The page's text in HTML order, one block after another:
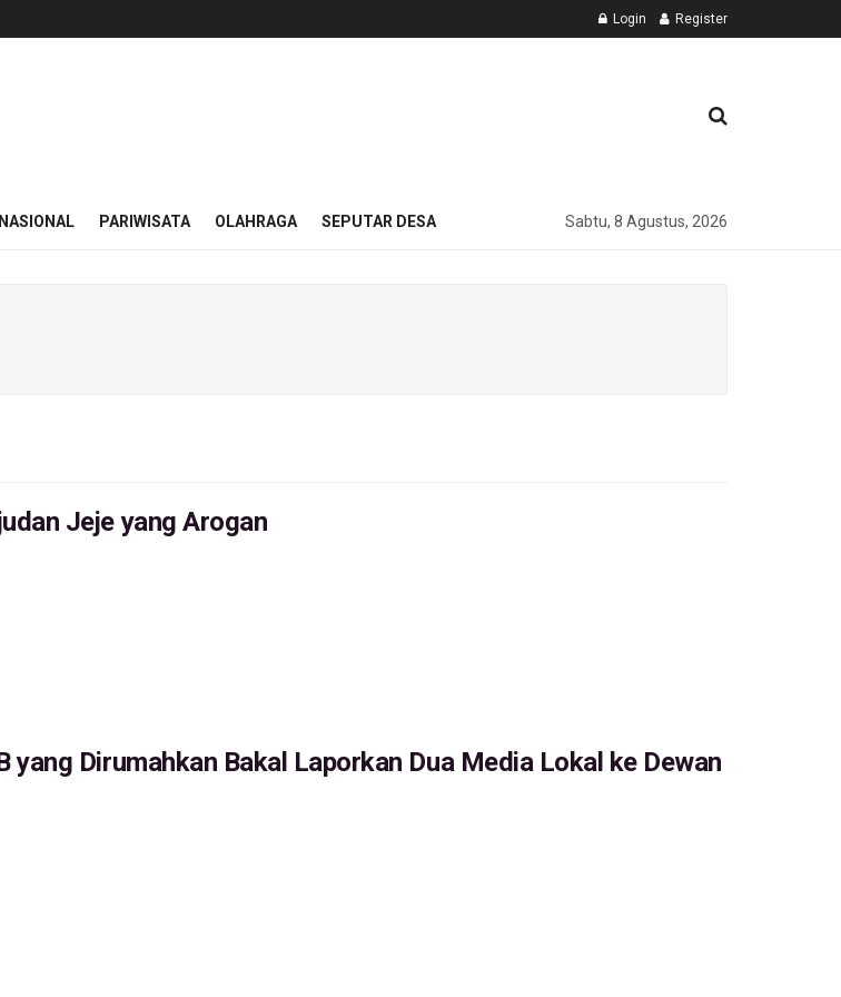
Login Register
NASIONAL PARIWISATA OLAHRAGA SEPUTAR DESA Sabtu, 8 Agustus, 2026
Jeje yang Arogan
yang Dirumahkan Bakal Laporkan Dua Media Lokal ke Dewan